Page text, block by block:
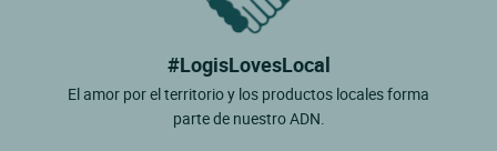
#LogisLovesLocal
El amor por el territorio y los productos locales forma
parte de nuestro ADN.